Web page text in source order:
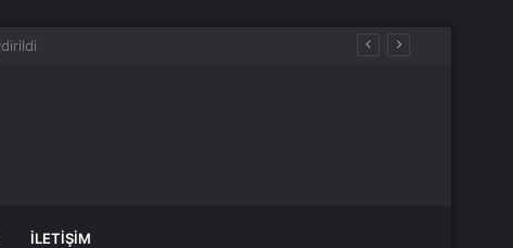
İLETIŞIM